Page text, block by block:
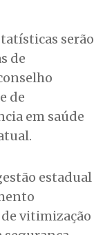
serão
de
de
em saúde
estadual
vitimização